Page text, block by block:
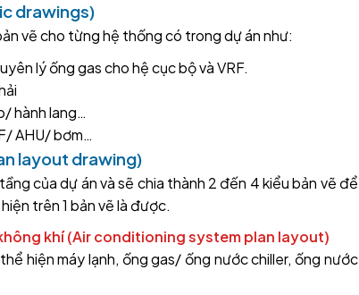
drawings)
vẽ cho từng hệ thống có trong dự án như:
lý ống gas cho hệ cục bộ và VRF.
hành lang…
AHU/ bơm…
layout drawing)
của dự án và sẽ chia thành 2 đến 4 kiểu bản vẽ để
trên 1 bản vẽ là được.
khí (Air conditioning system plan layout)
hiện máy lạnh, ống gas/ ống nước chiller, ống nước